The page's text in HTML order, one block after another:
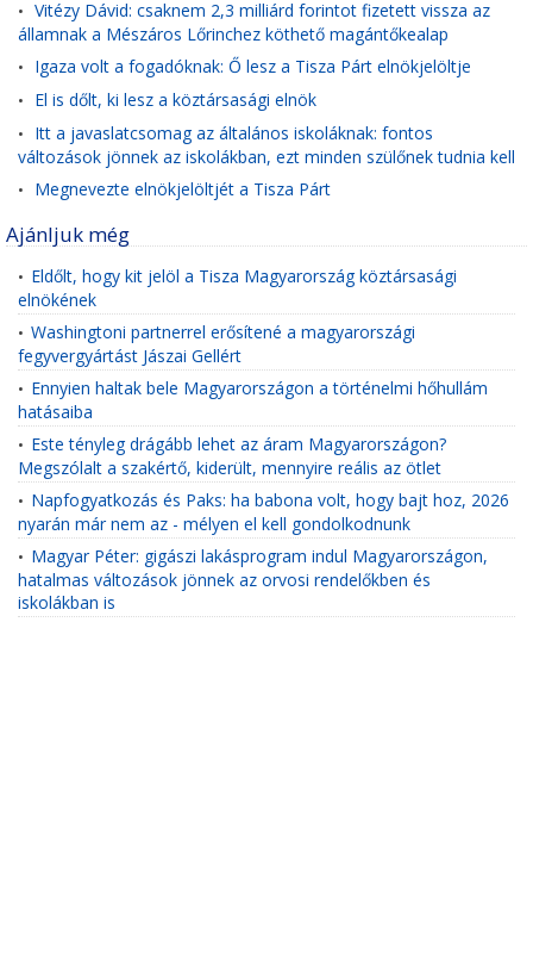
• Vitézy Dávid: csaknem 2,3 milliárd forintot fizetett vissza az
államnak a Mészáros Lőrinchez köthető magántőkealap
• Igaza volt a fogadóknak: Ő lesz a Tisza Párt elnökjelöltje
• El is dőlt, ki lesz a köztársasági elnök
• Itt a javaslatcsomag az általános iskoláknak: fontos
változások jönnek az iskolákban, ezt minden szülőnek tudnia kell
• Megnevezte elnökjelöltjét a Tisza Párt
Ajánljuk még
• Eldőlt, hogy kit jelöl a Tisza Magyarország köztársasági
elnökének
• Washingtoni partnerrel erősítené a magyarországi
fegyvergyártást Jászai Gellért
• Ennyien haltak bele Magyarországon a történelmi hőhullám
hatásaiba
• Este tényleg drágább lehet az áram Magyarországon?
Megszólalt a szakértő, kiderült, mennyire reális az ötlet
• Napfogyatkozás és Paks: ha babona volt, hogy bajt hoz, 2026
nyarán már nem az - mélyen el kell gondolkodnunk
• Magyar Péter: gigászi lakásprogram indul Magyarországon,
hatalmas változások jönnek az orvosi rendelőkben és
iskolákban is